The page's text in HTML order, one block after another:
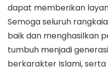
dapat memberikan
Semoga seluruh
baik dan menghasilkan
tumbuh menjadi
berkarakter Islami,